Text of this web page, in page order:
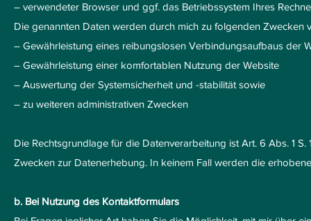
– verwendeter Browser und ggf. das Betriebssystem Ihres
Die genannten Daten werden durch mich zu folgenden Zwecken
– Gewährleistung eines reibungslosen Verbindungsaufbaus der
– Gewährleistung einer komfortablen Nutzung der Website
– Auswertung der Systemsicherheit und -stabilität sowie
– zu weiteren administrativen Zwecken
Die Rechtsgrundlage für die Datenverarbeitung ist Art. 6 Abs. 1
Zwecken zur Datenerhebung. In keinem Fall werden die
b. Bei Nutzung des Kontaktformulars